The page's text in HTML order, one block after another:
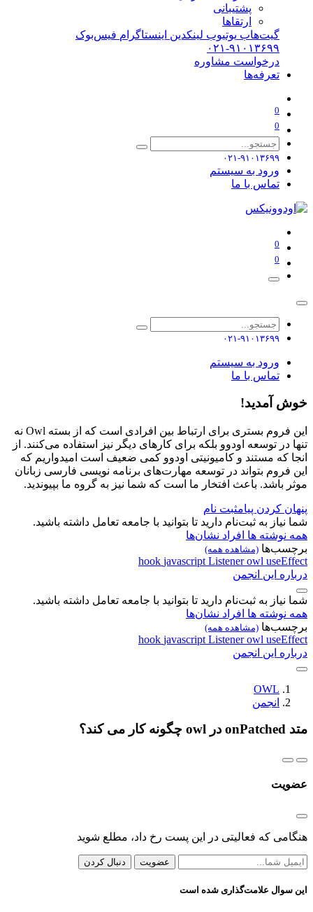
یوتیوب لینکدین اینستاگرام فیس‌بوک
مشاوره
سیستم
سیستم
این فروم بستری برای ارتباط بین افرادی است که از بسته Owl نه
اودوو بلکه برای کارهای دیگر نیز استفاده می‌کنند. از
و کامیونیتی اودوو کمی ضعیف است امیدواریم که
در توسعه مهارت‌های برنامه نویسی فارسی زبانان
افتخار ما است که شما نیز به گروه ما بپیوندید.
ثبت نام
دارید تا بتوانید با جامعه تعامل داشته باشید.
افرادنشان‌ها
همه)
hookjavascriptListener
دارید تا بتوانید با جامعه تعامل داشته باشید.
افرادنشان‌ها
همه)
hookjavascriptListener
در این پست رخ داد، مطلع شوید
دنبال کردن
شده است